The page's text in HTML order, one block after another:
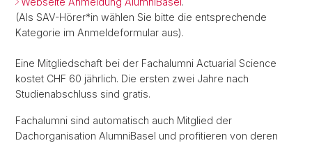
(Als SAV-Hörer*in wählen Sie bitte die entsprechende
Kategorie im Anmeldeformular aus).
Eine Mitgliedschaft bei der Fachalumni Actuarial Science
kostet CHF 60 jährlich. Die ersten zwei Jahre nach
Studienabschluss sind gratis.
Fachalumni sind automatisch auch Mitglied der
Dachorganisation AlumniBasel und profitieren von deren